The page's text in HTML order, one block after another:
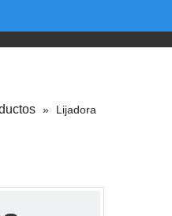
»
Lijadora